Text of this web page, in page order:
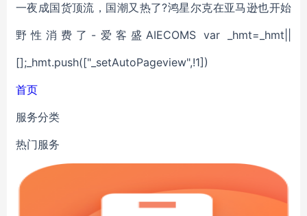
一夜成国货顶流，国潮又热了?鸿星尔克在亚马逊也开始
野性消费了-爱客盛AIECOMS var _hmt=_hmt||
[];_hmt.push(["_setAutoPageview",!1])
首页
服务分类
热门服务